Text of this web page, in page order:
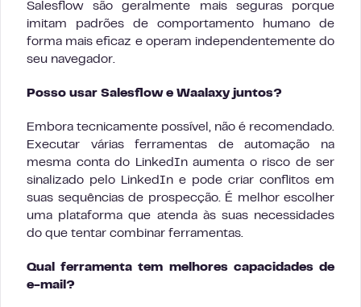
Salesflow são geralmente mais seguras porque
imitam padrões de comportamento humano de
forma mais eficaz e operam independentemente do
seu navegador.
Posso usar Salesflow e Waalaxy juntos?
Embora tecnicamente possível, não é recomendado.
Executar várias ferramentas de automação na
mesma conta do LinkedIn aumenta o risco de ser
sinalizado pelo LinkedIn e pode criar conflitos em
suas sequências de prospecção. É melhor escolher
uma plataforma que atenda às suas necessidades
do que tentar combinar ferramentas.
Qual ferramenta tem melhores capacidades de
e-mail?